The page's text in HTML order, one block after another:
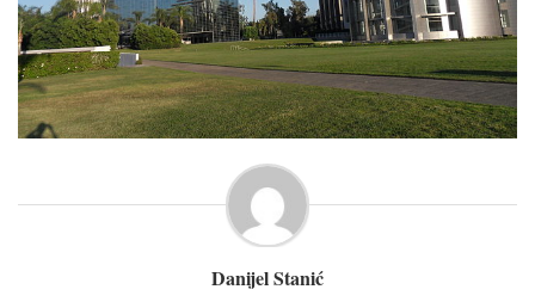
Danijel Stanić